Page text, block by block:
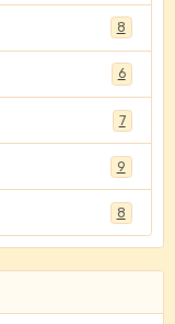
8
6
7
9
8